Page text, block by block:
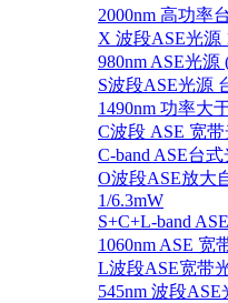
2000nm 高功率
X 波段ASE光源
980nm ASE光源
S波段ASE光源
1490nm 功率大
C波段 ASE 宽
C-band ASE台
O波段ASE放大
1/6.3mW
S+C+L-band
1060nm ASE 宽
L波段ASE宽带
545nm 波段